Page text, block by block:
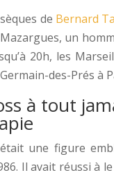
de Bernard
un
20h, les
Germain-des-Prés
à tout
une figure
Il avait réussi à